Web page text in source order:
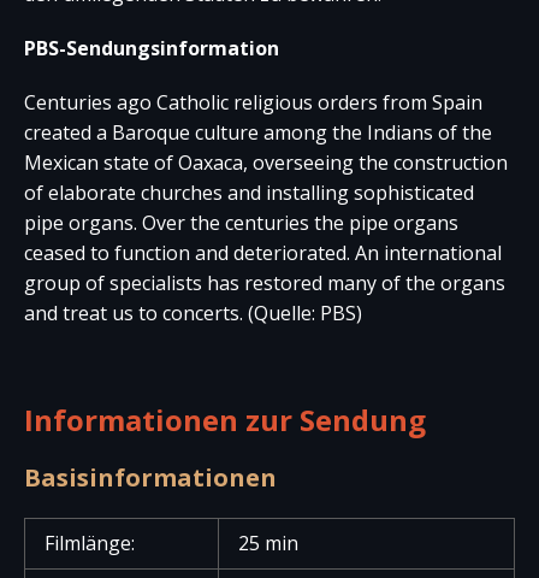
PBS-Sendungsinformation
Centuries ago Catholic religious orders from Spain
created a Baroque culture among the Indians of the
Mexican state of Oaxaca, overseeing the construction
of elaborate churches and installing sophisticated
pipe organs. Over the centuries the pipe organs
ceased to function and deteriorated. An international
group of specialists has restored many of the organs
and treat us to concerts. (Quelle: PBS)
Informationen zur Sendung
Basisinformationen
Filmlänge:
25 min